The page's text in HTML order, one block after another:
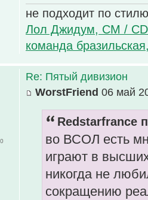
не подходит по
Лол Джидум, CM /
команда
Re: Пятый дивизион
WorstFriend 06 май
Redstarfrance
во ВСОЛ есть
играют в
никогда не
сокращению